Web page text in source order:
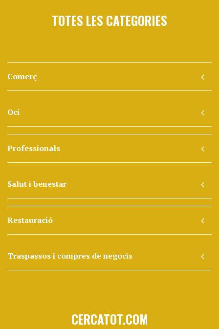
TOTES LES CATEGORIES
Comerç
Oci
Professionals
Salut i benestar
Restauració
Traspassos i compres de negocis
CERCATOT.COM